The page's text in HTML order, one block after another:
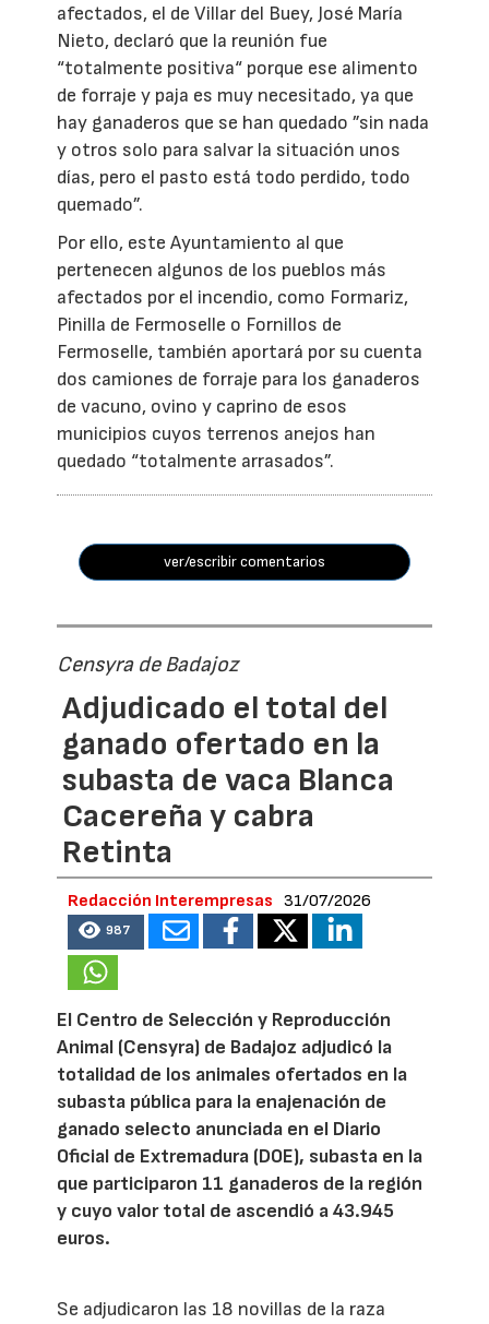
afectados, el de Villar del Buey, José María
Nieto, declaró que la reunión fue
“totalmente positiva“ porque ese alimento
de forraje y paja es muy necesitado, ya que
hay ganaderos que se han quedado ”sin nada
y otros solo para salvar la situación unos
días, pero el pasto está todo perdido, todo
quemado”.
Por ello, este Ayuntamiento al que
pertenecen algunos de los pueblos más
afectados por el incendio, como Formariz,
Pinilla de Fermoselle o Fornillos de
Fermoselle, también aportará por su cuenta
dos camiones de forraje para los ganaderos
de vacuno, ovino y caprino de esos
municipios cuyos terrenos anejos han
quedado “totalmente arrasados”.
ver/escribir comentarios
Censyra de Badajoz
Adjudicado el total del
ganado ofertado en la
subasta de vaca Blanca
Cacereña y cabra
Retinta
Redacción Interempresas 31/07/2026
987
El Centro de Selección y Reproducción
Animal (Censyra) de Badajoz adjudicó la
totalidad de los animales ofertados en la
subasta pública para la enajenación de
ganado selecto anunciada en el Diario
Oficial de Extremadura (DOE), subasta en la
que participaron 11 ganaderos de la región
y cuyo valor total de ascendió a 43.945
euros.
Se adjudicaron las 18 novillas de la raza